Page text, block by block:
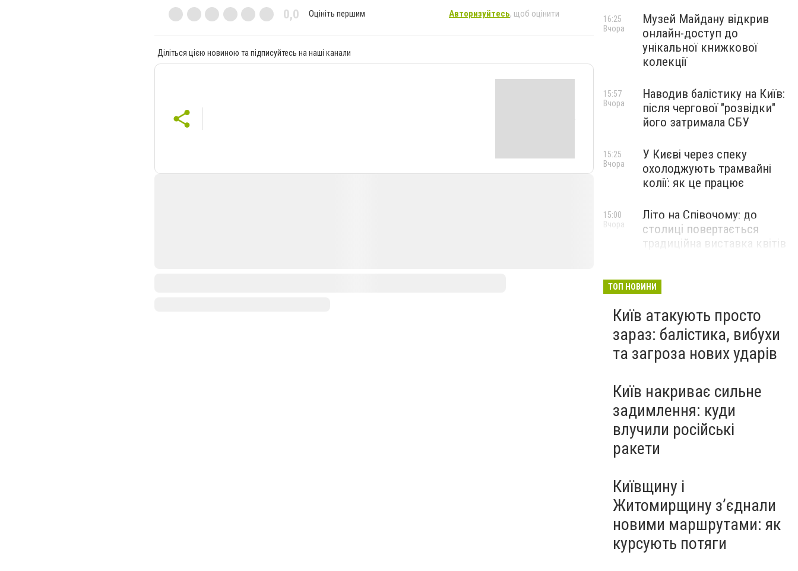
0,0 Оцініть першим Авторизуйтесь, щоб оцінити
Діліться цією новиною та підписуйтесь на наші канали
Музей Майдану відкрив
онлайн-доступ до
унікальної книжкової
колекції
16:25
Вчора
Наводив балістику на Київ:
після чергової "розвідки"
його затримала СБУ
15:57
Вчора
У Києві через спеку
охолоджують трамвайні
колії: як це працює
15:25
Вчора
Літо на Співочому: до
столиці повертається
традиційна виставка квітів
15:00
Вчора
ТОП НОВИНИ
Київ атакують просто
зараз: балістика, вибухи
та загроза нових ударів
Київ накриває сильне
задимлення: куди
влучили російські
ракети
Київщину і
Житомирщину з’єднали
новими маршрутами: як
курсують потяги